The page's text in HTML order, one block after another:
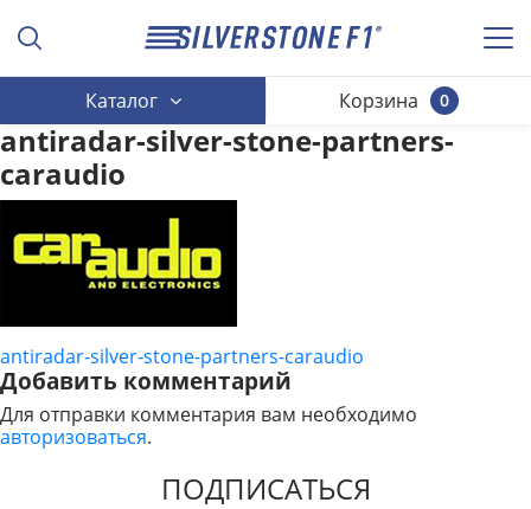
Каталог 0
Корзина
antiradar-silver-stone-partners-
caraudio
НАВИГАЦИЯ
ПО
ЗАПИСЯМ
antiradar-silver-stone-partners-caraudio
Добавить комментарий
Для отправки комментария вам необходимо
авторизоваться.
ПОДПИСАТЬСЯ